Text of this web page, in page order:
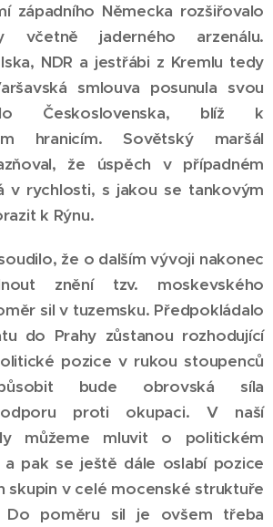
západního Německa rozšiřovalo
včetně jaderného arzenálu.
NDR a jestřábi z Kremlu tedy
smlouva posunula svou
Československa, blíž k
hranicím. Sovětský maršál
že úspěch v případném
v rychlosti, s jakou se tankovým
k Rýnu.
že o dalším vývoji nakonec
znění tzv. moskevského
sil v tuzemsku. Předpokládalo
do Prahy zůstanou rozhodující
pozice v rukou stoupenců
bude obrovská síla
odporu proti okupaci. V naší
můžeme mluvit o politickém
a pak se ještě dále oslabí pozice
skupin v celé mocenské struktuře
poměru sil je ovšem třeba